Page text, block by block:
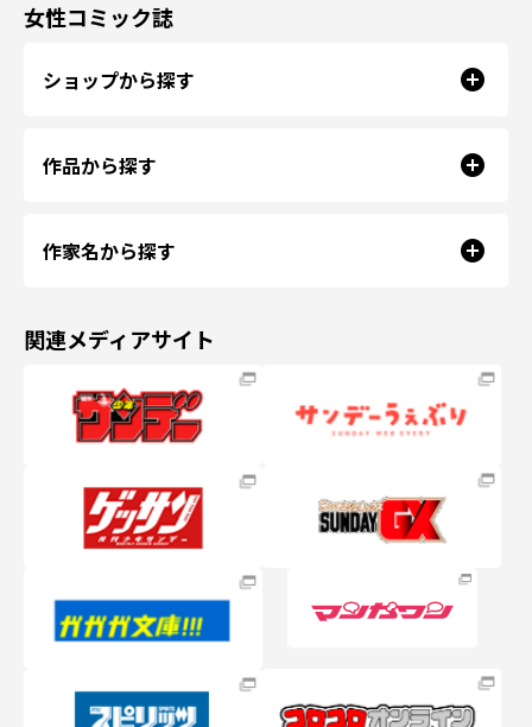
女性コミック誌
ショップから探す
作品から探す
作家名から探す
関連メディアサイト